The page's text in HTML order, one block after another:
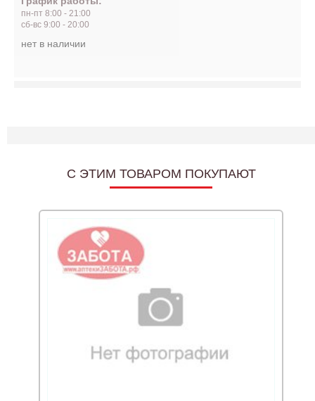
пн-пт 8:00 - 21:00
сб-вс 9:00 - 20:00
нет в наличии
C ЭТИМ ТОВАРОМ ПОКУПАЮТ